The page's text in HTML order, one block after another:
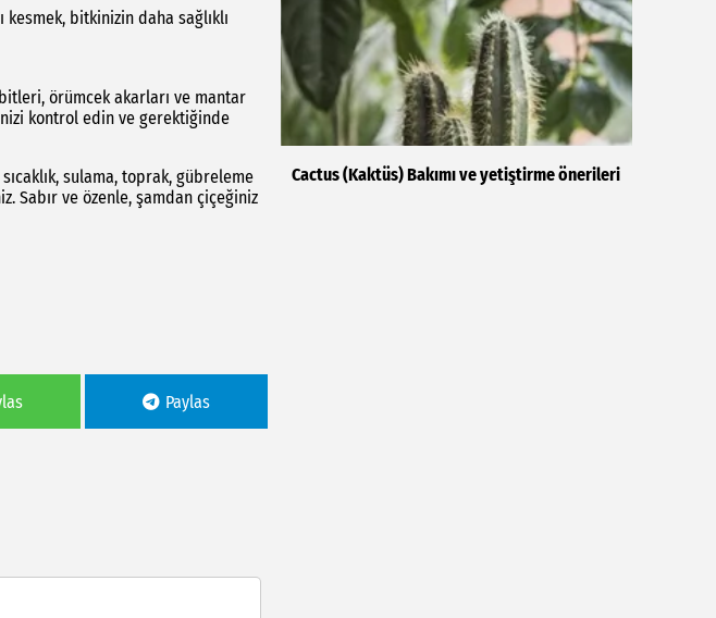
bitkinizin daha sağlıklı
örümcek akarları ve mantar
kontrol edin ve gerektiğinde
sulama, toprak, gübreleme
Sabır ve özenle, şamdan çiçeğiniz
Paylas
Cactus (Kaktüs) Bakımı ve yetiştirme önerileri